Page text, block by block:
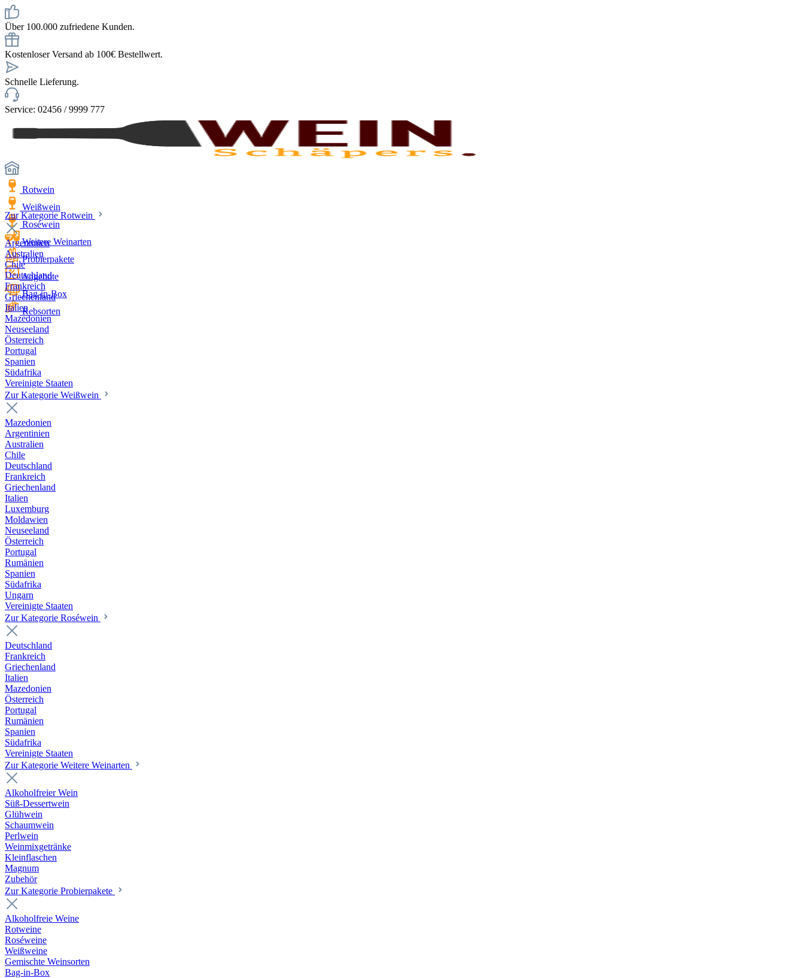
Über 100.000 zufriedene Kunden.
Kostenloser Versand ab 100€ Bestellwert.
Schnelle Lieferung.
Service: 02456 / 9999 777
Rotwein
Weißwein
Roséwein
Weitere Weinarten
Probierpakete
Angebote
Bag-in-Box
Rebsorten
Zur Kategorie Rotwein
Argentinien
Australien
Chile
Deutschland
Frankreich
Griechenland
Italien
Mazedonien
Neuseeland
Österreich
Portugal
Spanien
Südafrika
Vereinigte Staaten
Zur Kategorie Weißwein
Mazedonien
Argentinien
Australien
Chile
Deutschland
Frankreich
Griechenland
Italien
Luxemburg
Moldawien
Neuseeland
Österreich
Portugal
Rumänien
Spanien
Südafrika
Ungarn
Vereinigte Staaten
Zur Kategorie Roséwein
Deutschland
Frankreich
Griechenland
Italien
Mazedonien
Österreich
Portugal
Rumänien
Spanien
Südafrika
Vereinigte Staaten
Zur Kategorie Weitere Weinarten
Alkoholfreier Wein
Süß-Dessertwein
Glühwein
Schaumwein
Perlwein
Weinmixgetränke
Kleinflaschen
Magnum
Zubehör
Zur Kategorie Probierpakete
Alkoholfreie Weine
Rotweine
Roséweine
Weißweine
Gemischte Weinsorten
Bag-in-Box